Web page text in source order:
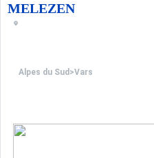
MELEZEN
Alpes du Sud >Vars